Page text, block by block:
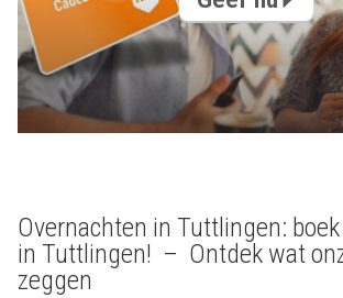
Overnachten in Tuttlingen: boek
in Tuttlingen! – Ontdek wat
zeggen